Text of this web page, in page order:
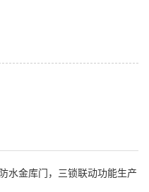
水金库门，三锁联动功能生产